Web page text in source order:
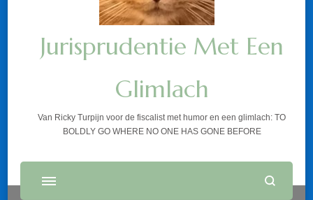
Jurisprudentie Met Een
Glimlach
Van Ricky Turpijn voor de fiscalist met humor en een glimlach: TO
BOLDLY GO WHERE NO ONE HAS GONE BEFORE